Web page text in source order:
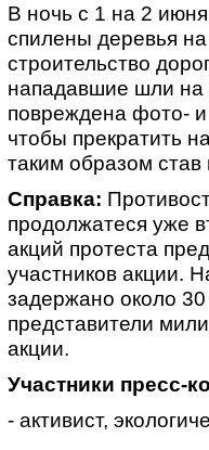
В ночь с 1 на 2
спилены деревья на
строительство
нападавшие шли на
повреждена фото-
чтобы прекратить
таким образом
Справка:
продолжатеся уже
акций протеста
участников акции.
задержано около
представители
акции.
Участники пресс-
- активист,